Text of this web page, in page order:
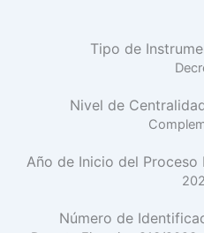
Tipo de
Nivel de
Año de Inicio del
Número de